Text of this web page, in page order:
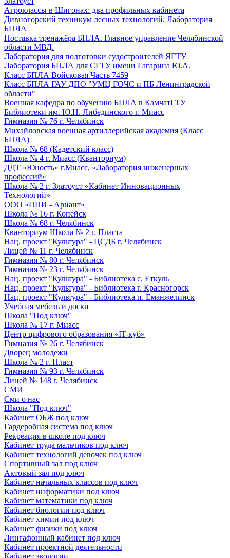
Агроклассы в Шигонах: два профильных кабинета
Дивногорский техникум лесных технологий. Лаборатория
БПЛА
Поставка тренажёра БПЛА. Главное управление Челябинской
области МВД.
Лаборатория для подготовки судостроителей ЯГТУ
Лаборатория БПЛА для СГТУ имени Гагарина Ю.А.
Класс БПЛА Войсковая Часть 7459
Класс БПЛА ГАУ ДПО "УМЦ ГОЧС и ПБ Ленинградской
области"
Военная кафедра по обучению БПЛА в КамчатГТУ
Библиотеки им. Ю.Н. Либединского г. Миасс
Гимназия № 76 г. Челябинск
Михайловская военная артиллерийская академия (Класс
БПЛА)
Школа № 68 (Кадетский класс)
Школа № 4 г. Миасс (Кванториум)
ДДТ «Юность» г.Миасс, «Лаборатория инженерных
профессий»
Школа № 2 г. Златоуст «Кабинет Инновационных
Технологий»
ООО «ЦПИ - Ариант»
Школа № 16 г. Копейск
Школа № 68 г. Челябинск
Кванториум Школа № 2 г. Пласта
Нац. проект "Культура" - ЦСДБ г. Челябинск
Лицей № 11 г. Челябинск
Гимназия № 80 г. Челябинск
Гимназия № 23 г. Челябинск
Нац. проект "Культура" - Библиотека с. Еткуль
Нац. проект "Культура" - Библиотека г. Красногорск
Нац. проект "Культура" - Библиотека п. Еманжелинск
Учебная мебель и доски
Школа "Под ключ"
Школа № 17 г. Миасс
Центр цифрового образования «IT-куб»
Гимназия № 26 г. Челябинск
Дворец молодежи
Школа № 2 г. Пласт
Гимназия № 93 г. Челябинск
Лицей № 148 г. Челябинск
СМИ
Сми о нас
Школа "Под ключ"
Кабинет ОБЖ под ключ
Гардеробная система под ключ
Рекреация в школе под ключ
Кабинет труда мальчиков под ключ
Кабинет технологий девочек под ключ
Спортивный зал под ключ
Актовый зал под ключ
Кабинет начальных классов под ключ
Кабинет информатики под ключ
Кабинет математики под ключ
Кабинет биологии под ключ
Кабинет химии под ключ
Кабинет физики под ключ
Лингафонный кабинет под ключ
Кабинет проектной деятельности
Кабинет экологии